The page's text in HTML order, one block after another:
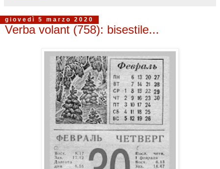
giovedì 5 marzo 2020
Verba volant (758): bisestile...